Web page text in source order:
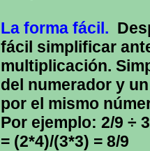
La forma fácil.
fácil simplificar
multiplicación.
del numerador y
por el mismo
Por ejemplo: 2/9 ÷
= (2*4)/(3*3) = 8/9